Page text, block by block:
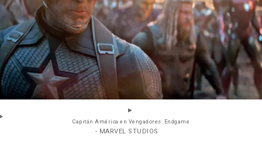
Capitán América en Vengadores: Endgame
- MARVEL STUDIOS